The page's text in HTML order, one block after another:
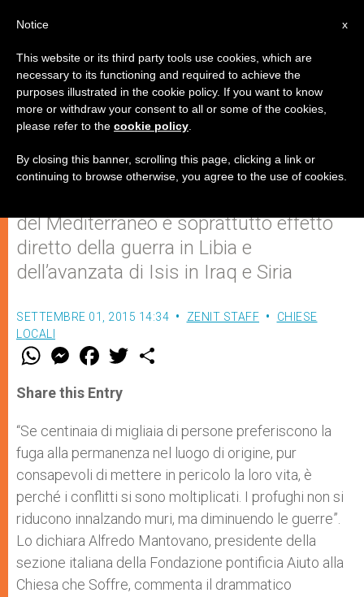
Mantovano (ACS): “Profughi
cristiani in aumento”
del Mediterraneo è soprattutto effetto
diretto della guerra in Libia e
dell’avanzata di Isis in Iraq e Siria
SETTEMBRE 01, 2015 14:34 ZENIT STAFF
CHIESE
LOCALI
W
t
s
p
p
M
e
s
e
g
e
r
F
a
e
b
o
k
w
r
Share this Entry
“Se centinaia di migliaia di persone preferiscono la
fuga alla permanenza nel luogo di origine, pur
consapevoli di mettere in pericolo la loro vita, è
perché i conflitti si sono moltiplicati. I profughi non si
riducono innalzando muri, ma diminuendo le guerre”.
Lo dichiara Alfredo Mantovano, presidente della
sezione italiana della Fondazione pontificia Aiuto alla
Chiesa che Soffre, commenta il drammatico
x
Notice
This website or its third party tools use cookies, which are
necessary to its functioning and required to achieve the
purposes illustrated in the cookie policy. If you want to know
more or withdraw your consent to all or some of the cookies,
please refer to the cookie policy
By closing this banner, scrolling this page, clicking a link or
continuing to browse otherwise, you agree to the use of cookies.